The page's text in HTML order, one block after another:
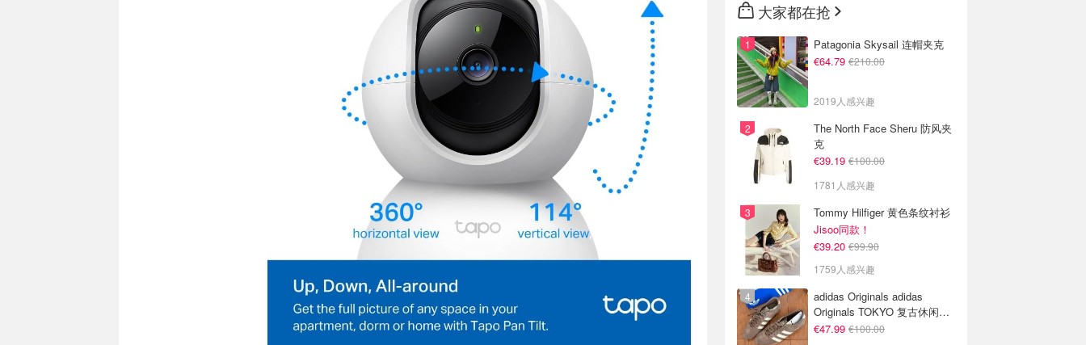
大家都在抢
Patagonia Skysail 连帽夹克
€64.79 €210.00
2019人感兴趣
The North Face Sheru 防风夹
克
€39.19 €100.00
1781人感兴趣
Tommy Hilfiger 黄色条纹衬衫
Jisoo同款！
€39.20 €99.90
1759人感兴趣
adidas Originals adidas
Originals TOKYO 复古休闲鞋
深棕色
€47.99 €100.00